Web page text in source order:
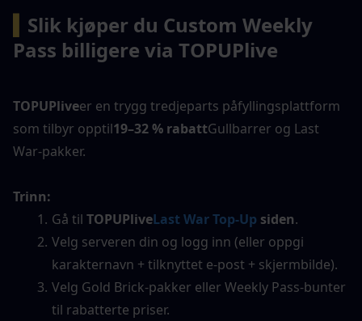
Slik kjøper du Custom Weekly
Pass billigere via TOPUPlive
TOPUPliveer en trygg tredjeparts påfyllingsplattform
som tilbyr opptil19–32 % rabattGullbarrer og Last
War-pakker.
Trinn:
Gå til TOPUPliveLast War Top-Up siden.
Velg serveren din og logg inn (eller oppgi
karakternavn + tilknyttet e-post + skjermbilde).
Velg Gold Brick-pakker eller Weekly Pass-bunter
til rabatterte priser.